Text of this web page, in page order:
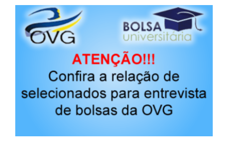
View
Larger
Image